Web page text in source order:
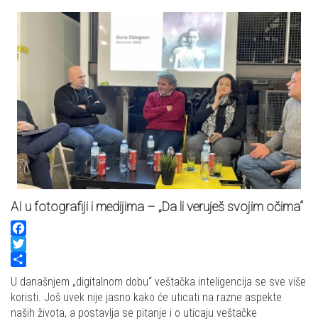
AI u fotografiji i medijima – „Da li veruješ svojim očima“
Facebook
Twitter
Share
U današnjem „digitalnom dobu“ veštačka inteligencija se sve više
koristi. Još uvek nije jasno kako će uticati na razne aspekte
naših života, a postavlja se pitanje i o uticaju veštačke